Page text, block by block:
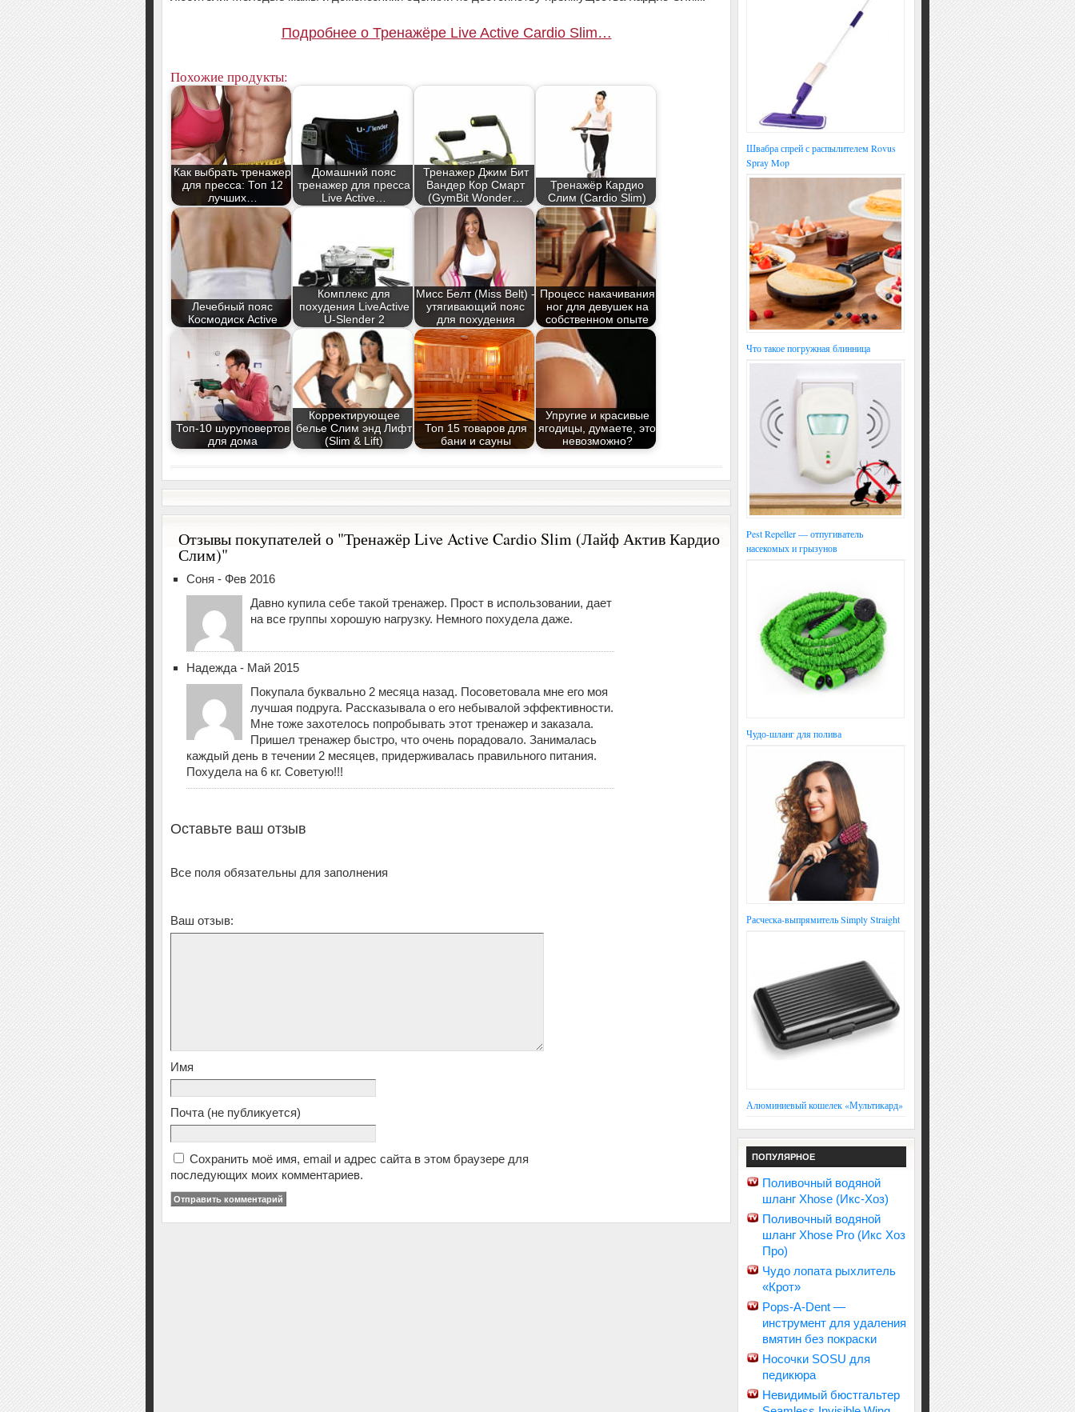
Подробнее о Тренажёре Live Active Cardio Slim…
Похожие продукты:
Как выбрать тренажер
для пресса: Топ 12
лучших…
Домашний пояс
тренажер для пресса
Live Active…
Тренажер Джим Бит
Вандер Кор Смарт
(GymBit Wonder…
Тренажёр Кардио
Слим (Cardio Slim)
Лечебный пояс
Космодиск Active
Комплекс для
похудения LiveActive
U-Slender 2
Мисс Белт (Miss Belt) -
утягивающий пояс
для похудения
Процесс накачивания
ног для девушек на
собственном опыте
Топ-10 шуруповертов
для дома
Корректирующее
белье Слим энд Лифт
(Slim & Lift)
Топ 15 товаров для
бани и сауны
Упругие и красивые
ягодицы, думаете, это
невозможно?
Отзывы покупателей о "Тренажёр Live Active Cardio Slim (Лайф Актив Кардио
Слим)"
Соня - Фев 2016
Давно купила себе такой тренажер. Прост в использовании, дает
на все группы хорошую нагрузку. Немного похудела даже.
Надежда - Май 2015
Покупала буквально 2 месяца назад. Посоветовала мне его моя
лучшая подруга. Рассказывала о его небывалой эффективности.
Мне тоже захотелось попробывать этот тренажер и заказала.
Пришел тренажер быстро, что очень порадовало. Занималась
каждый день в течении 2 месяцев, придерживалась правильного питания.
Похудела на 6 кг. Советую!!!
Оставьте ваш отзыв
Все поля обязательны для заполнения
Ваш отзыв:
Имя
Почта (не публикуется)
Сохранить моё имя, email и адрес сайта в этом браузере для
последующих моих комментариев.
Швабра спрей с распылителем Rovus
Spray Mop
Что такое погружная блинница
Pest Repeller — отпугиватель
насекомых и грызунов
Чудо-шланг для полива
Расческа-выпрямитель Simply Straight
Алюминиевый кошелек «Мультикард»
ПОПУЛЯРНОЕ
Поливочный водяной
шланг Xhose (Икс-Хоз)
Поливочный водяной
шланг Xhose Pro (Икс Хоз
Про)
Чудо лопата рыхлитель
«Крот»
Pops-A-Dent —
инструмент для удаления
вмятин без покраски
Носочки SOSU для
педикюра
Невидимый бюстгальтер